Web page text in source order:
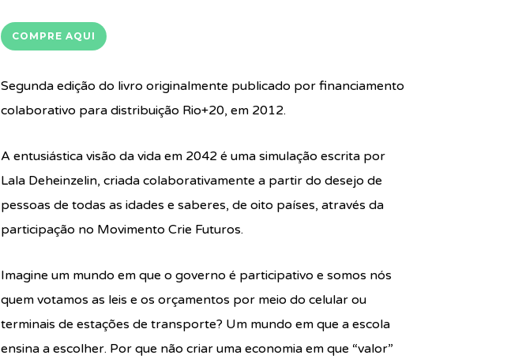
COMPRE AQUI
Segunda edição do livro originalmente publicado por financiamento
colaborativo para distribuição Rio+20, em 2012.
A entusiástica visão da vida em 2042 é uma simulação escrita por
Lala Deheinzelin, criada colaborativamente a partir do desejo de
pessoas de todas as idades e saberes, de oito países, através da
participação no Movimento Crie Futuros.
Imagine um mundo em que o governo é participativo e somos nós
quem votamos as leis e os orçamentos por meio do celular ou
terminais de estações de transporte? Um mundo em que a escola
ensina a escolher. Por que não criar uma economia em que “valor”